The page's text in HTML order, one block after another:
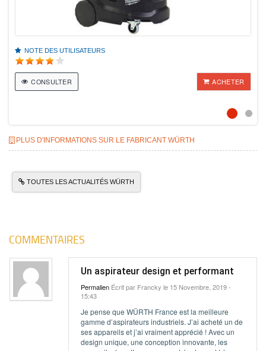
NOTE DES UTILISATEURS
CONSULTER ACHETER
PLUS D'INFORMATIONS SUR LE FABRICANT WÜRTH
TOUTES LES ACTUALITÉS WÜRTH
COMMENTAIRES
Un aspirateur design et performant
Permalien Écrit par Francky le 15 Novembre, 2019 -
15:43
Je pense que WÜRTH France est la meilleure
gamme d’aspirateurs industriels. J’ai acheté un de
ses appareils et j’ai vraiment apprécié ! Avec un
design unique, une conception innovante, les